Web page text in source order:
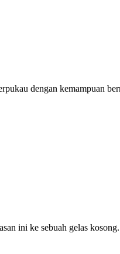
dengan
ini ke sebuah gelas